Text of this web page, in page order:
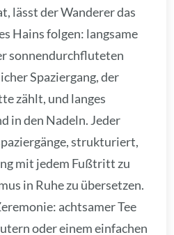
lässt der Wanderer das
Hains folgen: langsame
sonnendurchfluteten
Spaziergang, der
zählt, und langes
in den Nadeln. Jeder
strukturiert,
mit jedem Fußtritt zu
in Ruhe zu übersetzen.
achtsamer Tee
oder einem einfachen